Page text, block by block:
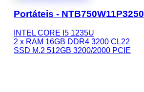
Portáteis - NTB750W11P3250
INTEL CORE I5 1235U
2 x RAM 16GB DDR4 3200 CL22
SSD M.2 512GB 3200/2000 PCIE